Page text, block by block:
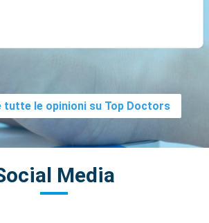
tutte le opinioni su Top Doctors
Media